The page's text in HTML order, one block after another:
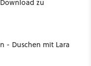
- Duschen mit Lara